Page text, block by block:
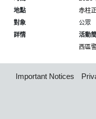
地點
赤柱
對象
公眾
詳情
活動
西區
Important Notices